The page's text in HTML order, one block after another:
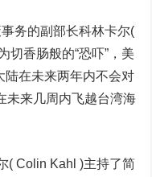
务的副部长科林卡尔(
切香肠般的“恐吓”，美
陆在未来两年内不会对
未来几周内飞越台湾海
( Colin Kahl )主持了简